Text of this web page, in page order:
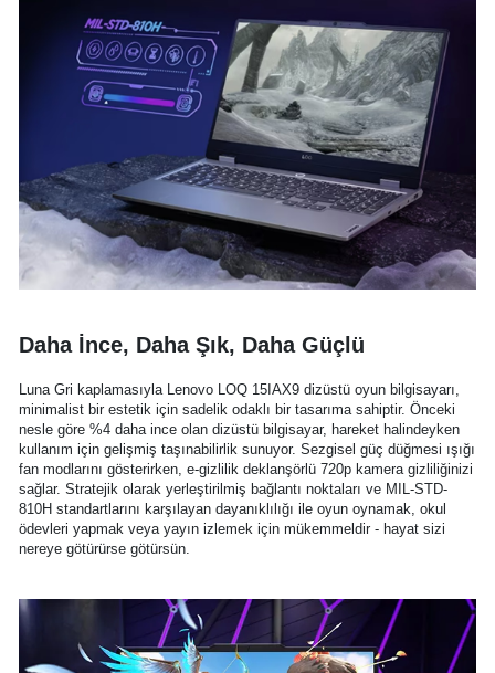
Daha İnce, Daha Şık, Daha Güçlü
Luna Gri kaplamasıyla Lenovo LOQ 15IAX9 dizüstü oyun bilgisayarı,
minimalist bir estetik için sadelik odaklı bir tasarıma sahiptir. Önceki
nesle göre %4 daha ince olan dizüstü bilgisayar, hareket halindeyken
kullanım için gelişmiş taşınabilirlik sunuyor. Sezgisel güç düğmesi ışığı
fan modlarını gösterirken, e-gizlilik deklanşörlü 720p kamera gizliliğinizi
sağlar. Stratejik olarak yerleştirilmiş bağlantı noktaları ve MIL-STD-
810H standartlarını karşılayan dayanıklılığı ile oyun oynamak, okul
ödevleri yapmak veya yayın izlemek için mükemmeldir - hayat sizi
nereye götürürse götürsün.